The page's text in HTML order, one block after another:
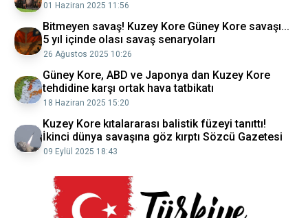
01 Haziran 2025 11:56
Bitmeyen savaş! Kuzey Kore Güney Kore savaşı...
5 yıl içinde olası savaş senaryoları
26 Ağustos 2025 10:26
Güney Kore, ABD ve Japonya dan Kuzey Kore
tehdidine karşı ortak hava tatbikatı
18 Haziran 2025 15:20
Kuzey Kore kıtalararası balistik füzeyi tanıttı!
İkinci dünya savaşına göz kırptı Sözcü Gazetesi
09 Eylül 2025 18:43